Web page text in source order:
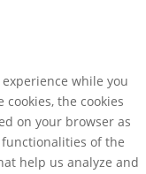
while you
the cookies
on your browser as
of the
help us analyze and